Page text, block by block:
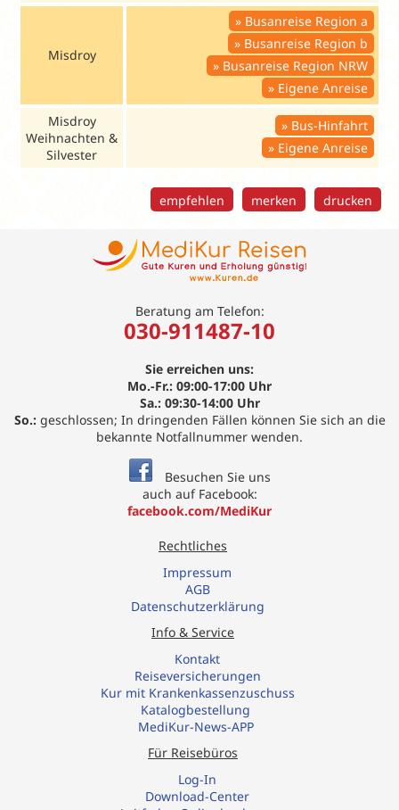
Misdroy
Busanreise Region a
Busanreise Region b
Busanreise Region NRW
Eigene Anreise
Misdroy
Weihnachten &
Silvester
Bus-Hinfahrt
Eigene Anreise
drucken
merken
empfehlen
Beratung am Telefon:
030-911487-10
Sie erreichen uns:
Mo.-Fr.: 09:00-17:00 Uhr
Sa.: 09:30-14:00 Uhr
So.:geschlossen; In dringenden Fällen können Sie sich an die
bekannte Notfallnummer wenden.
Besuchen Sie uns
auch auf Facebook:
facebook.com/MediKur
Rechtliches
Impressum
AGB
Datenschutzerklärung
Info & Service
Kontakt
Reiseversicherungen
Kur mit Krankenkassenzuschuss
Katalogbestellung
MediKur-News-APP
Für Reisebüros
Log-In
Download-Center